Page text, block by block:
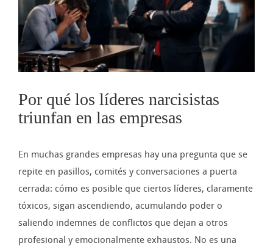
Por qué los líderes narcisistas
triunfan en las empresas
En muchas grandes empresas hay una pregunta que se
repite en pasillos, comités y conversaciones a puerta
cerrada: cómo es posible que ciertos líderes, claramente
tóxicos, sigan ascendiendo, acumulando poder o
saliendo indemnes de conflictos que dejan a otros
profesional y emocionalmente exhaustos. No es una